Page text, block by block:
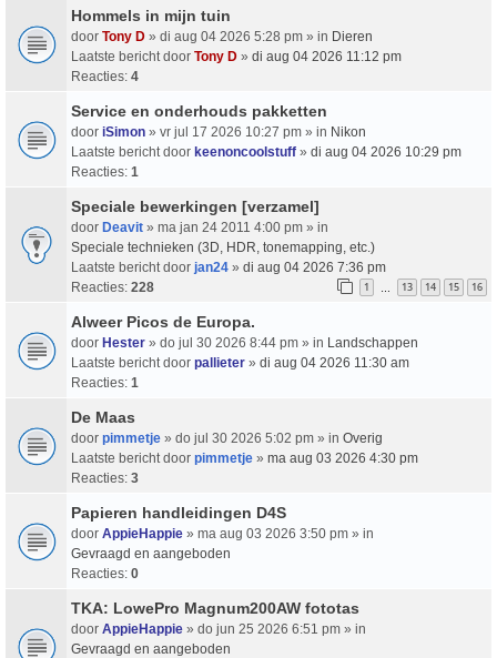
Hommels in mijn tuin
door Tony D » di aug 04 2026 5:28 pm » in Dieren
Laatste bericht door Tony D » di aug 04 2026 11:12 pm
Reacties: 4
Service en onderhouds pakketten
door iSimon » vr jul 17 2026 10:27 pm » in Nikon
Laatste bericht door keenoncoolstuff » di aug 04 2026 10:29 pm
Reacties: 1
Speciale bewerkingen [verzamel]
door Deavit » ma jan 24 2011 4:00 pm » in
Speciale technieken (3D, HDR, tonemapping, etc.)
Laatste bericht door jan24 » di aug 04 2026 7:36 pm
Reacties: 228 1 … 13 14 15 16
Alweer Picos de Europa.
door Hester » do jul 30 2026 8:44 pm » in Landschappen
Laatste bericht door pallieter » di aug 04 2026 11:30 am
Reacties: 1
De Maas
door pimmetje » do jul 30 2026 5:02 pm » in Overig
Laatste bericht door pimmetje » ma aug 03 2026 4:30 pm
Reacties: 3
Papieren handleidingen D4S
door AppieHappie » ma aug 03 2026 3:50 pm » in
Gevraagd en aangeboden
Reacties: 0
TKA: LowePro Magnum200AW fototas
door AppieHappie » do jun 25 2026 6:51 pm » in
Gevraagd en aangeboden